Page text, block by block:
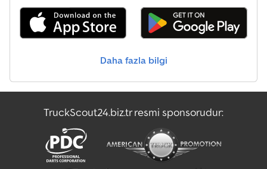
ihracat amaçlı satış yapılmaktadır. Credszm Dvtspfx Andsf !!!! Fg-
6902 !!!! Anahtar numarası: 42 !!!!! !!!!! TÜV Dekra veya Iveco'da
deneme/muayene sürüşü yapılabilir !!!!! İSTEĞE BAĞLI OLARAK
etmek için tüm belgeler önceden e-posta veya WhatsApp
Daha fazla bilgi
TruckScout24.biz.tr resmi sponsorudur: